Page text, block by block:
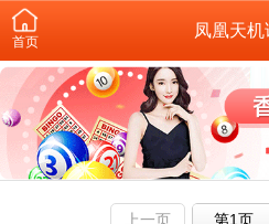
首页
凤凰天机
上一页 第1页